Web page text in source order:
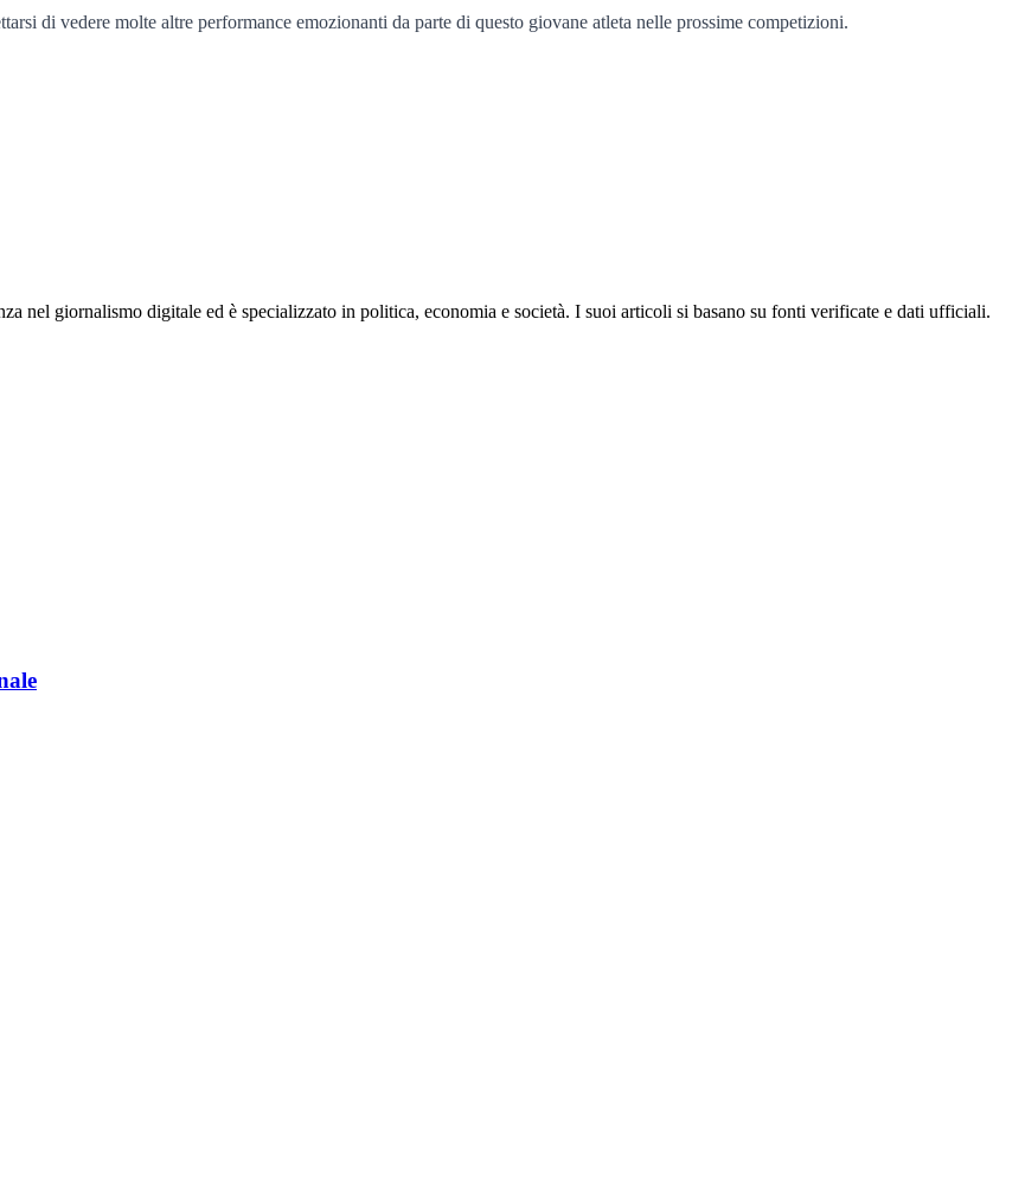
di vedere molte altre performance emozionanti da parte di questo giovane atleta nelle prossime competizioni.
nel giornalismo digitale ed è specializzato in politica, economia e società. I suoi articoli si basano su fonti verificate e dati ufficiali.